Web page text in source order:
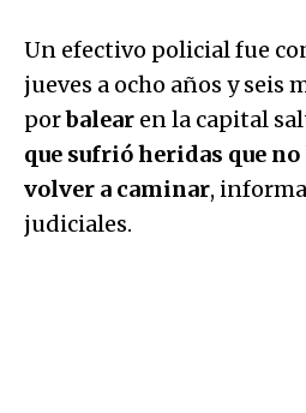
Un efectivo policial fue
jueves a ocho años y seis
porbalear en la capital
que sufrió heridas que
volver a caminar,
judiciales.